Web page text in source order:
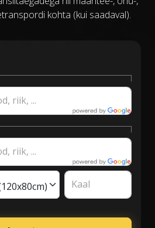
kohta (kui saadaval).
riik, ...
riik, ...
Kaal